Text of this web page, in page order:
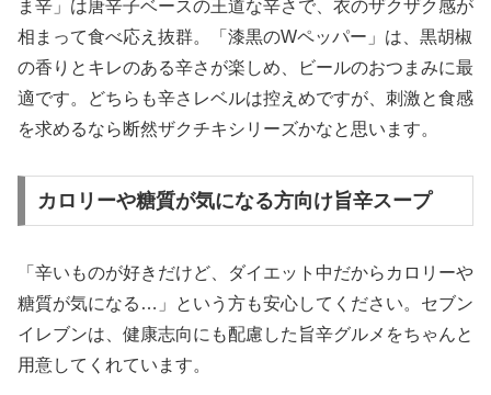
ま辛」は唐辛子ベースの王道な辛さで、衣のザクザク感が
相まって食べ応え抜群。「漆黒のWペッパー」は、黒胡椒
の香りとキレのある辛さが楽しめ、ビールのおつまみに最
適です。どちらも辛さレベルは控えめですが、刺激と食感
を求めるなら断然ザクチキシリーズかなと思います。
カロリーや糖質が気になる方向け旨辛スープ
「辛いものが好きだけど、ダイエット中だからカロリーや
糖質が気になる…」という方も安心してください。セブン
イレブンは、健康志向にも配慮した旨辛グルメをちゃんと
用意してくれています。